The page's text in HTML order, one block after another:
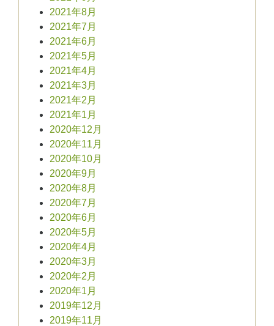
2021年8月
2021年7月
2021年6月
2021年5月
2021年4月
2021年3月
2021年2月
2021年1月
2020年12月
2020年11月
2020年10月
2020年9月
2020年8月
2020年7月
2020年6月
2020年5月
2020年4月
2020年3月
2020年2月
2020年1月
2019年12月
2019年11月